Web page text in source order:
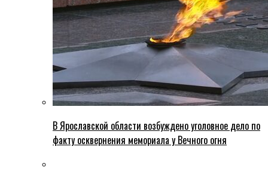
В Ярославской области возбуждено уголовное дело по
факту осквернения мемориала у Вечного огня